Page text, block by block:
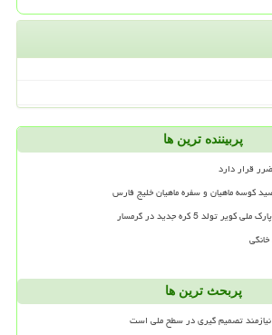
پربیننده ترین ها
قرار دارد
کوسه ماهیان و سفره ماهیان خلیج فارس
5 کره جدید در گرمسار
پربحث ترین ها
تصمیم گیری در سطح ملی است